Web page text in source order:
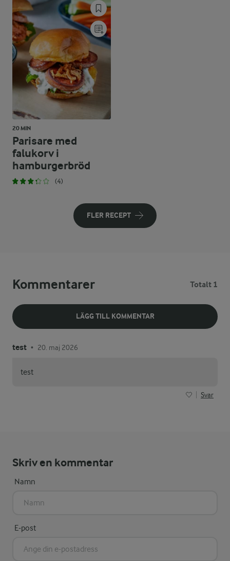
20 MIN
Parisare med
falukorv i
hamburgerbröd
(4)
FLER RECEPT
Kommentarer Totalt 1
LÄGG TILL KOMMENTAR
test • 20. maj 2026
test
Svar
Skriv en kommentar
Namn
E-post